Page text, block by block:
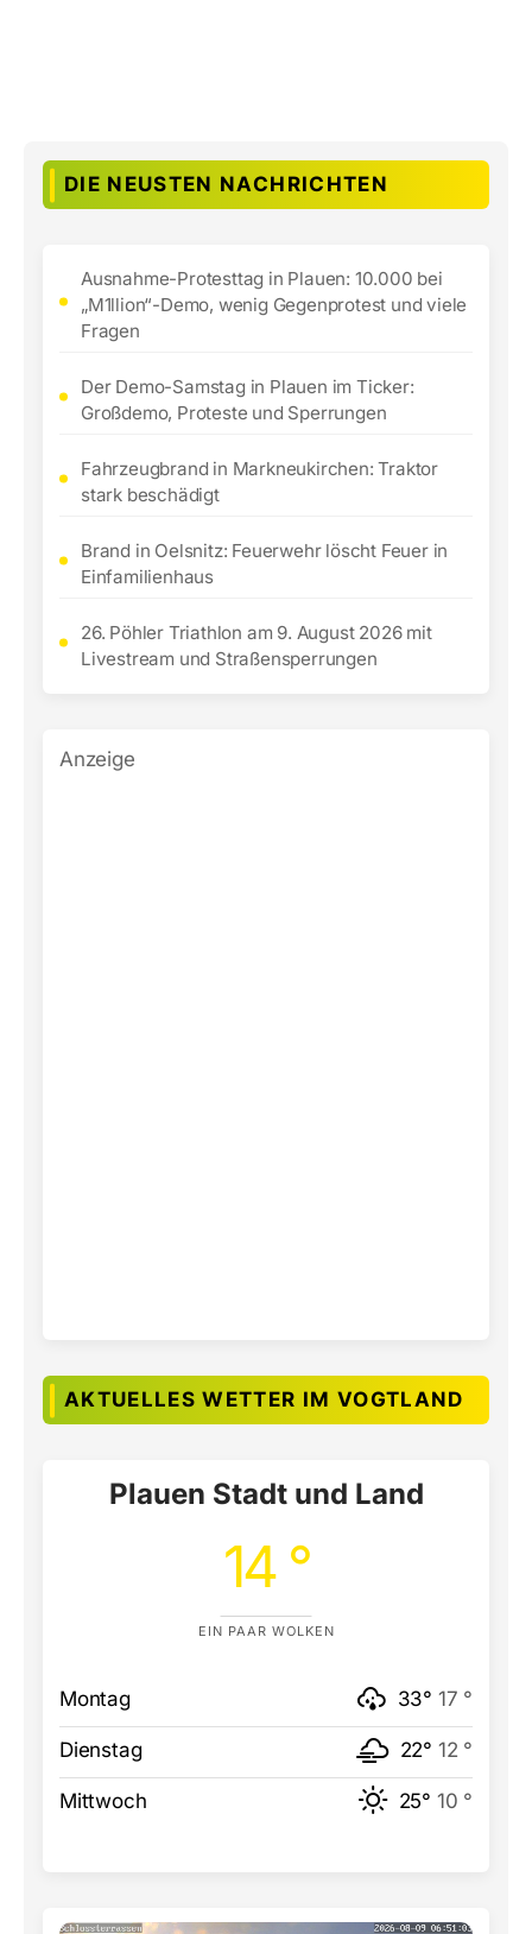
DIE NEUSTEN NACHRICHTEN
Ausnahme-Protesttag in Plauen: 10.000 bei
„M1llion“-Demo, wenig Gegenprotest und viele
Fragen
Der Demo-Samstag in Plauen im Ticker:
Großdemo, Proteste und Sperrungen
Fahrzeugbrand in Markneukirchen: Traktor
stark beschädigt
Brand in Oelsnitz: Feuerwehr löscht Feuer in
Einfamilienhaus
26. Pöhler Triathlon am 9. August 2026 mit
Livestream und Straßensperrungen
Anzeige
AKTUELLES WETTER IM VOGTLAND
Plauen Stadt und Land
14 °
EIN PAAR WOLKEN
Montag 33° 17 °
Dienstag 22° 12 °
Mittwoch 25° 10 °